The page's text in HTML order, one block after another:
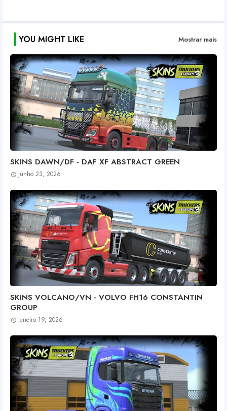
YOU MIGHT LIKE Mostrar mais
SKINS DAWN/DF - DAF XF ABSTRACT GREEN
junho 23, 2026
SKINS VOLCANO/VN - VOLVO FH16 CONSTANTIN
GROUP
janeiro 19, 2026